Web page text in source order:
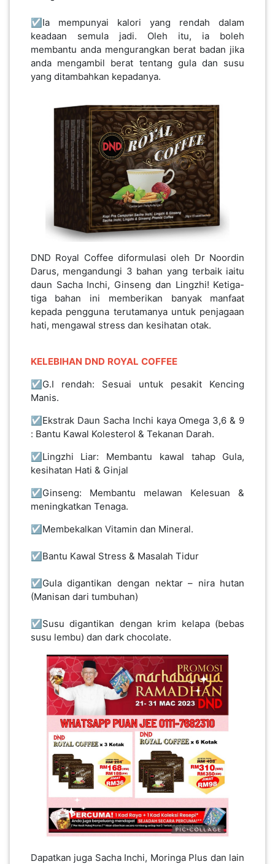
☑️Ia mempunyai kalori yang rendah dalam
keadaan semula jadi. Oleh itu, ia boleh
membantu anda mengurangkan berat badan jika
anda mengambil berat tentang gula dan susu
yang ditambahkan kepadanya.
DND Royal Coffee diformulasi oleh Dr Noordin
Darus, mengandungi 3 bahan yang terbaik iaitu
daun Sacha Inchi, Ginseng dan Lingzhi! Ketiga-
tiga bahan ini memberikan banyak manfaat
kepada pengguna terutamanya untuk penjagaan
hati, mengawal stress dan kesihatan otak.
KELEBIHAN DND ROYAL COFFEE
☑️G.I rendah: Sesuai untuk pesakit Kencing
Manis.
☑️Ekstrak Daun Sacha Inchi kaya Omega 3,6 & 9
: Bantu Kawal Kolesterol & Tekanan Darah.
☑️Lingzhi Liar: Membantu kawal tahap Gula,
kesihatan Hati & Ginjal
☑️Ginseng: Membantu melawan Kelesuan &
meningkatkan Tenaga.
☑️Membekalkan Vitamin dan Mineral.
☑️Bantu Kawal Stress & Masalah Tidur
☑️Gula digantikan dengan nektar – nira hutan
(Manisan dari tumbuhan)
☑️Susu digantikan dengan krim kelapa (bebas
susu lembu) dan dark chocolate.
Dapatkan juga Sacha Inchi, Moringa Plus dan lain
PUTRAJAYA(9)
MALAYSIA(82)
INDONESIA(1)
SINGAPORE(0)
BRUNEI(0)